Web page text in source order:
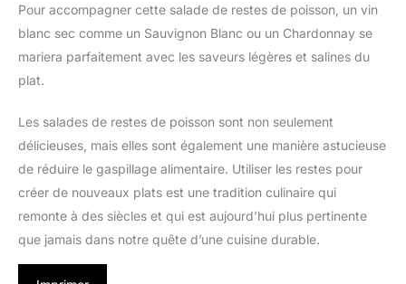
Pour accompagner cette salade de restes de poisson, un vin
blanc sec comme un Sauvignon Blanc ou un Chardonnay se
mariera parfaitement avec les saveurs légères et salines du
plat.
Les salades de restes de poisson sont non seulement
délicieuses, mais elles sont également une manière astucieuse
de réduire le gaspillage alimentaire. Utiliser les restes pour
créer de nouveaux plats est une tradition culinaire qui
remonte à des siècles et qui est aujourd’hui plus pertinente
que jamais dans notre quête d’une cuisine durable.